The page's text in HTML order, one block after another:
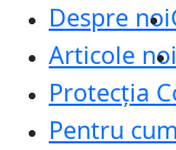
Despre noi
Articole noi
Protecţia
Pentru